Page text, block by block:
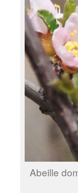
Abeille